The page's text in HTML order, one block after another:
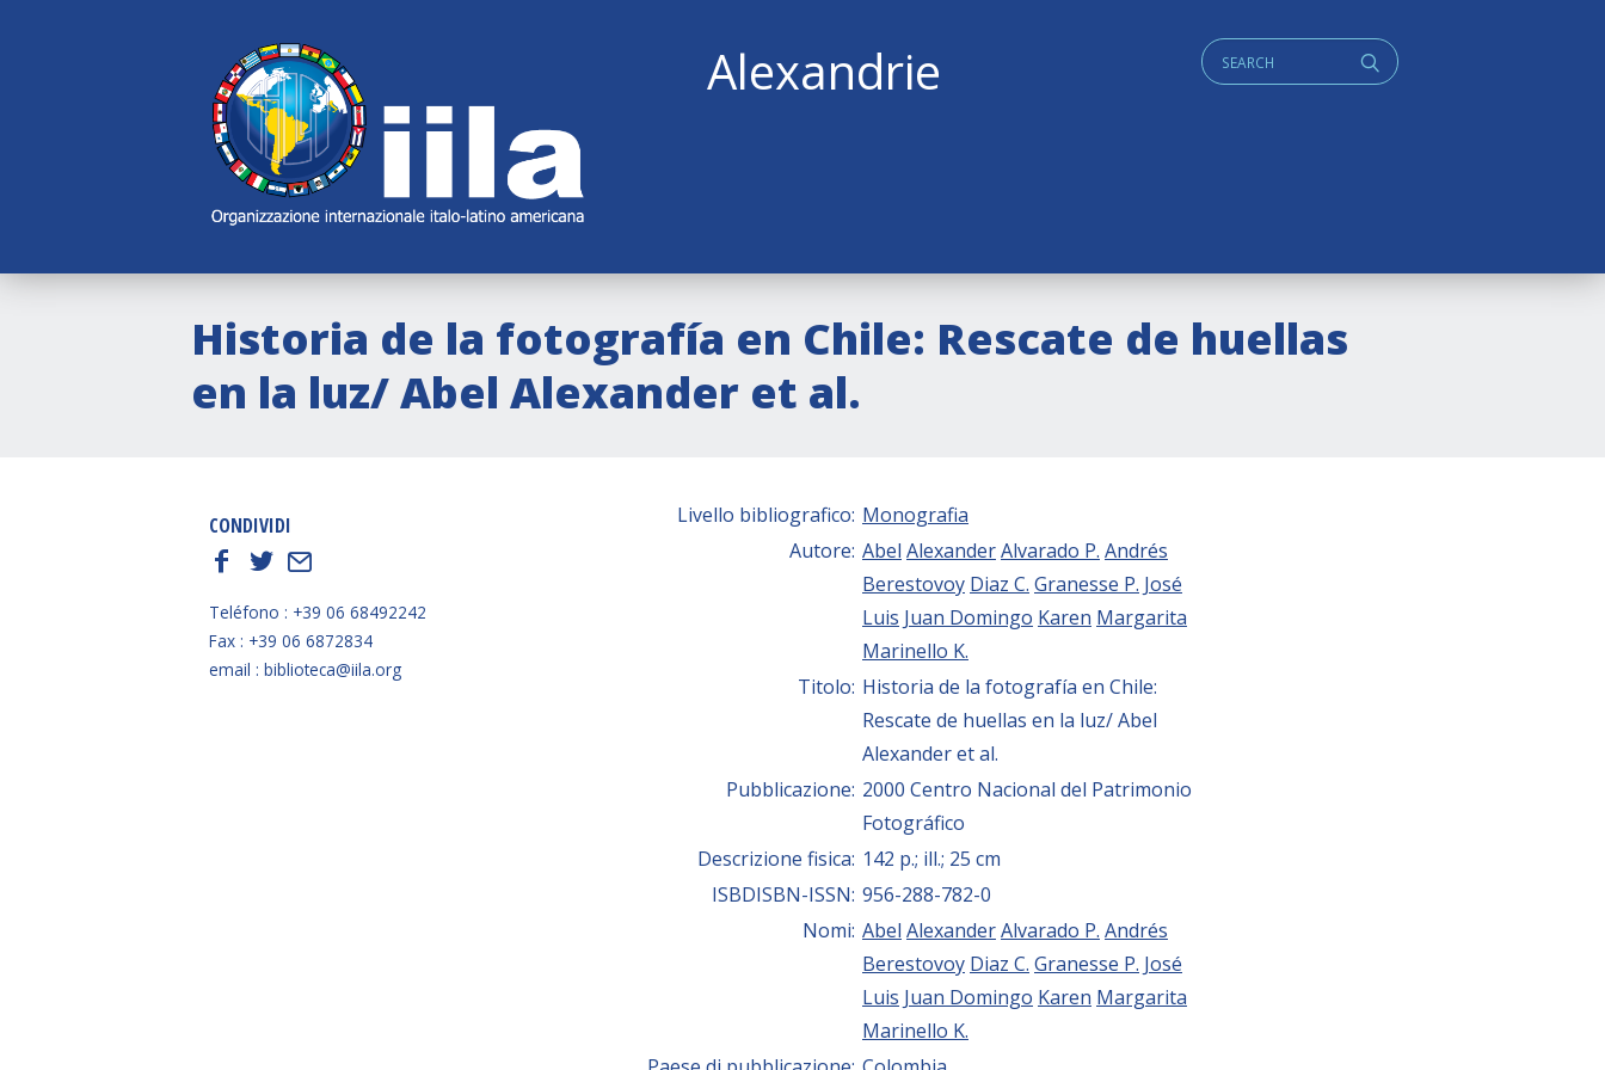
Alexandrie q
Cerca:
Historia de la fotografía en Chile: Rescate de huellas
en la luz/ Abel Alexander et al.
Livello bibliografico: Monografia
Autore: Abel AlexanderAlvarado P. Andrés
Berestovoy Diaz C. Granesse P. José
Luis Juan Domingo Karen Margarita
Marinello K.
Titolo: Historia de la fotografía en Chile:
Rescate de huellas en la luz/ Abel
Alexander et al.
Pubblicazione: 2000 Centro Nacional del Patrimonio
Fotográfico
Descrizione fisica: 142 p.; ill.; 25 cm
ISBDISBN-ISSN: 956-288-782-0
Nomi: Abel AlexanderAlvarado P. Andrés
Berestovoy Diaz C. Granesse P. José
Luis Juan Domingo Karen Margarita
Marinello K.
CONDIVIDI
f
t E
Teléfono : +39 06 68492242
Fax : +39 06 6872834
email : biblioteca@iila.org